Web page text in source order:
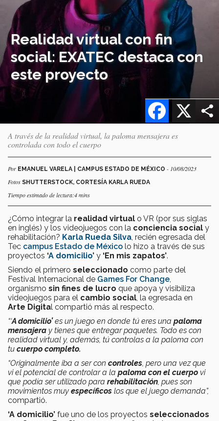
Realidad virtual con fin
social: EXATEC destaca con
este proyecto
X
Facebook
A través de la realidad virtual, la paloma mensajera es
controlada con todo el cuerpo
Por EMANUEL VARELA | CAMPUS ESTADO DE MÉXICO - 10/08/2023
Fotos SHUTTERSTOCK, CORTESÍA KARLA RUEDA
Tiempo estimado de lectura:4 mins
¿Cómo integrar la realidad virtual o VR (por sus siglas
en inglés) y los videojuegos con la conciencia social y
rehabilitación? Karla Rueda Silva , recién egresada del
Tec campus Estado de México lo hizo a través de sus
proyectos ‘A domicilio’ y ‘En mis zapatos’.
Siendo el primero seleccionado como parte del
Festival Internacional de Games For Change
organismo sin fines de lucro que apoya y visibiliza
videojuegos para el cambio social , la egresada en
Arte Digital compartió más al respecto.
“‘A domicilio’es un juego en donde tú eres una paloma
mensajera y tienes que entregar paquetes. Todo es con
realidad virtual y, además, tú controlas a la paloma con
tu cuerpo completo.
“Originalmente iba a ser con controles , pero una vez que
vi el potencial de controlar a la paloma con el cuerpo vi
que podía ser utilizado para rehabilitación , pues son
movimientos muy específicos los que el juego demanda”,
compartió.
‘A domicilio’ fue uno de los proyectos seleccionados